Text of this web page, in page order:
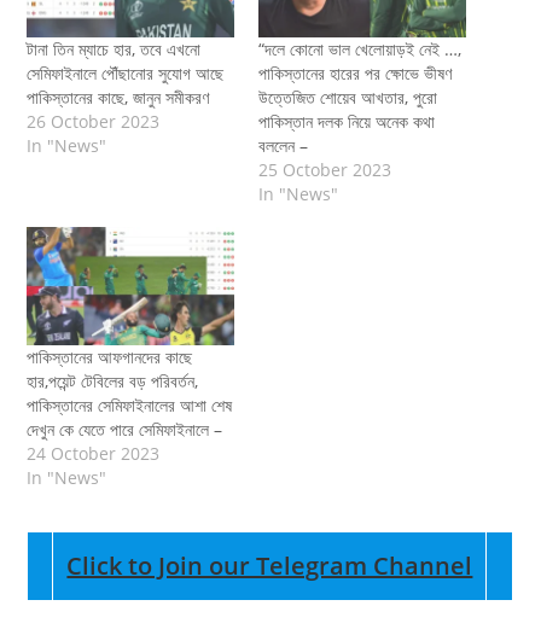
টানা‌ তিন ম্যাচে হার, তবে এখনো
সেমিফাইনালে পৌঁছানোর সুযোগ আছে
পাকিস্তানের কাছে, জানুন সমীকরণ
26 October 2023
In "News"
“দলে কোনো ভাল খেলোয়াড়ই নেই …,
পাকিস্তানের হারের পর ক্ষোভে ভীষণ
উত্তেজিত শোয়েব আখতার, পুরো
পাকিস্তান দলক নিয়ে অনেক কথা
বললেন –
25 October 2023
In "News"
পাকিস্তানের আফগানদের কাছে
হার,পয়েন্ট টেবিলের বড় পরিবর্তন,
পাকিস্তানের সেমিফাইনালের আশা শেষ
দেখুন কে যেতে পারে সেমিফাইনালে –
24 October 2023
In "News"
Click to Join our Telegram Channel